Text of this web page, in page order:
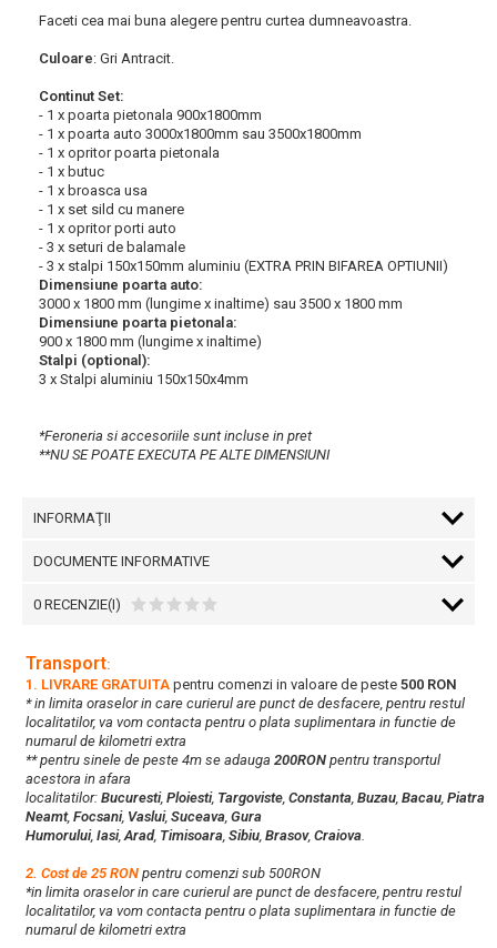
Faceti cea mai buna alegere pentru curtea dumneavoastra.
Culoare: Gri Antracit.
Continut Set:
- 1 x poarta pietonala 900x1800mm
- 1 x poarta auto 3000x1800mm sau 3500x1800mm
- 1 x opritor poarta pietonala
- 1 x butuc
- 1 x broasca usa
- 1 x set sild cu manere
- 1 x opritor porti auto
- 3 x seturi de balamale
- 3 x stalpi 150x150mm aluminiu (EXTRA PRIN BIFAREA OPTIUNII)
Dimensiune poarta auto:
3000 x 1800 mm (lungime x inaltime) sau 3500 x 1800 mm
Dimensiune poarta pietonala:
900 x 1800 mm (lungime x inaltime)
Stalpi (optional):
3 x Stalpi aluminiu 150x150x4mm
*Feroneria si accesoriile sunt incluse in pret
**NU SE POATE EXECUTA PE ALTE DIMENSIUNI
INFORMAŢII
DOCUMENTE INFORMATIVE
0 RECENZIE(I)
Transport:
1. LIVRARE GRATUITA pentru comenzi in valoare de peste 500 RON
* in limita oraselor in care curierul are punct de desfacere, pentru restul
localitatilor, va vom contacta pentru o plata suplimentara in functie de
numarul de kilometri extra
** pentru sinele de peste 4m se adauga 200RON pentru transportul
acestora in afara
localitatilor: Bucuresti, Ploiesti, Targoviste, Constanta, Buzau, Bacau, Piatra
Neamt, Focsani, Vaslui, Suceava, Gura
Humorului, Iasi,Arad, Timisoara, Sibiu, Brasov, Craiova.
2. Cost de 25 RON pentru comenzi sub 500RON
*in limita oraselor in care curierul are punct de desfacere, pentru restul
localitatilor, va vom contacta pentru o plata suplimentara in functie de
numarul de kilometri extra